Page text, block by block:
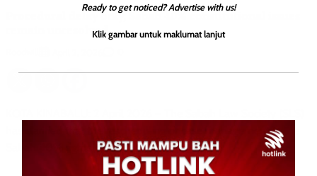
Procedural delay only, Sabah 40% constitutional issues
remain unresolved
has clarified that the rescheduling of case management in the
Sabah 40% rights case […]
Ready to get noticed? Advertise with us!
Klik gambar untuk maklumat lanjut